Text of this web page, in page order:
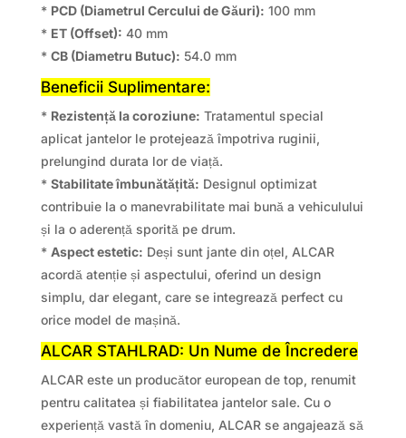
* PCD (Diametrul Cercului de Găuri): 100 mm
* ET (Offset): 40 mm
* CB (Diametru Butuc): 54.0 mm
Beneficii Suplimentare:
* Rezistență la coroziune: Tratamentul special
aplicat jantelor le protejează împotriva ruginii,
prelungind durata lor de viață.
* Stabilitate îmbunătățită: Designul optimizat
contribuie la o manevrabilitate mai bună a vehiculului
și la o aderență sporită pe drum.
* Aspect estetic: Deși sunt jante din oțel, ALCAR
acordă atenție și aspectului, oferind un design
simplu, dar elegant, care se integrează perfect cu
orice model de mașină.
ALCAR STAHLRAD: Un Nume de Încredere
ALCAR este un producător european de top, renumit
pentru calitatea și fiabilitatea jantelor sale. Cu o
experiență vastă în domeniu, ALCAR se angajează să